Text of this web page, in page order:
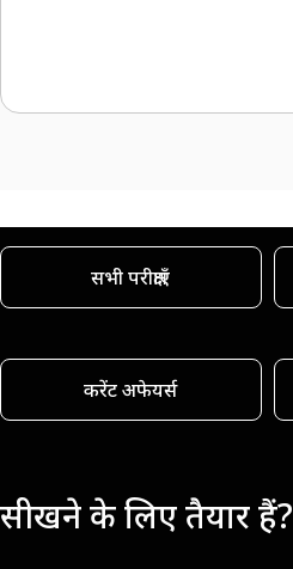
सभी परीक्षाएँ
करेंट अफेयर्स
सीखने के लिए तैयार हैं?